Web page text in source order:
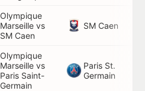
Olympique
Marseille vs
SM Caen
SM Caen
Olympique
Marseille vs
Paris Saint-
Germain
Paris St.
Germain